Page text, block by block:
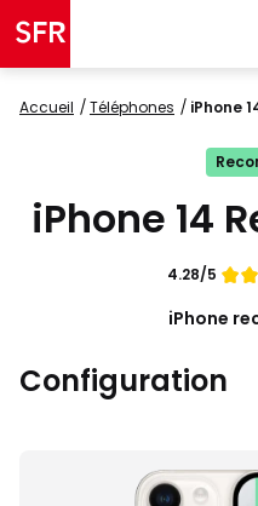
Accueil Téléphones iPhone
iPhone 14
Note
4.28/5
iPhone
Configuration